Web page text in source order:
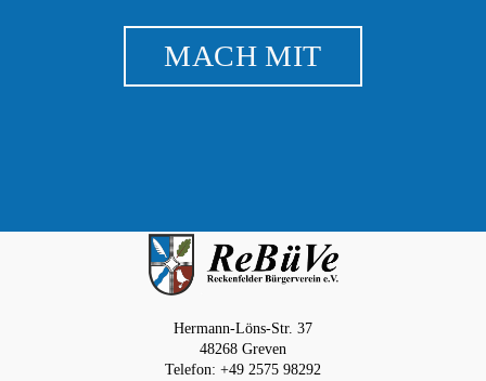
MACH MIT
Hermann-Löns-Str. 37
48268 Greven
Telefon: +49 2575 98292